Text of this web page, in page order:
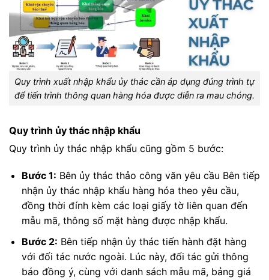
Quy trình xuất nhập khẩu ủy thác cần áp dụng đúng trình tự
để tiến trình thông quan hàng hóa được diễn ra mau chóng.
Quy trình ủy thác nhập khẩu
Quy trình ủy thác nhập khẩu cũng gồm 5 bước:
Bước 1: Bên ủy thác thảo công văn yêu cầu Bên tiếp
nhận ủy thác nhập khẩu hàng hóa theo yêu cầu,
đồng thời đính kèm các loại giấy tờ liên quan đến
mẫu mã, thông số mặt hàng được nhập khẩu.
Bước 2: Bên tiếp nhận ủy thác tiến hành đặt hàng
với đối tác nước ngoài. Lúc này, đối tác gửi thông
báo đồng ý, cùng với danh sách mẫu mã, bảng giá